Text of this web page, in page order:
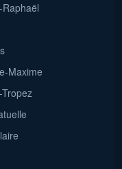
Raphaël
Maxime
Tropez